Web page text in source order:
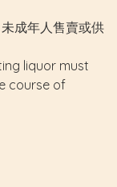
成年人售賣或供
liquor must
course of